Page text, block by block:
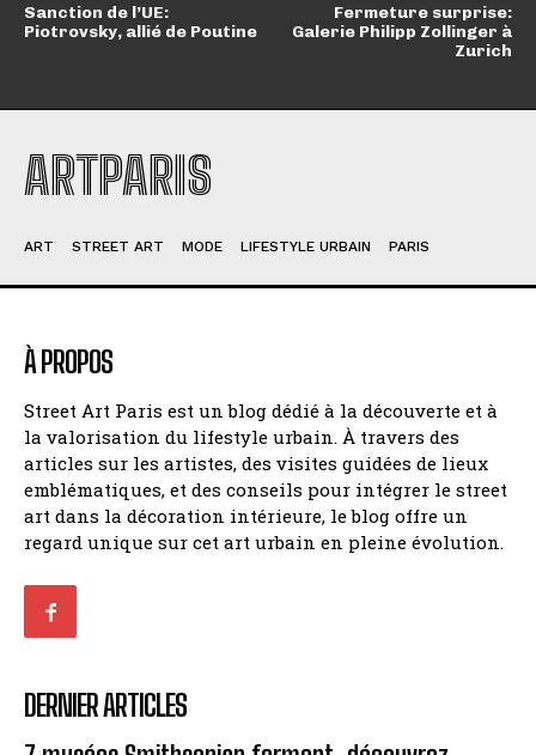
Sanction de l’UE:
Piotrovsky, allié de Poutine
Fermeture surprise:
Galerie Philipp Zollinger à
Zurich
ARTPARIS
ART STREET ART MODE LIFESTYLE URBAIN PARIS
À PROPOS
Street Art Paris est un blog dédié à la découverte et à
la valorisation du lifestyle urbain. À travers des
articles sur les artistes, des visites guidées de lieux
emblématiques, et des conseils pour intégrer le street
art dans la décoration intérieure, le blog offre un
regard unique sur cet art urbain en pleine évolution.
DERNIER ARTICLES